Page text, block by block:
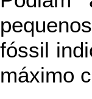
fóssil
máximo